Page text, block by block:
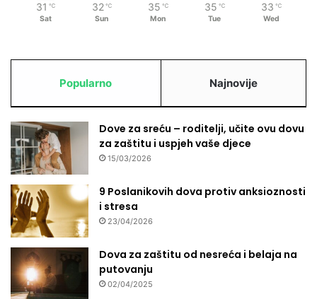
31 ℃
Sat
32 ℃
Sun
35 ℃
Mon
35 ℃
Tue
33 ℃
Wed
Popularno Najnovije
Dove za sreću – roditelji, učite ovu dovu
za zaštitu i uspjeh vaše djece
15/03/2026
9 Poslanikovih dova protiv anksioznosti
i stresa
23/04/2026
Dova za zaštitu od nesreća i belaja na
putovanju
02/04/2025